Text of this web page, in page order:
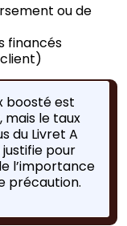
ou de
financés
boosté est
le taux
du Livret A
justifie pour
l’importance
précaution.